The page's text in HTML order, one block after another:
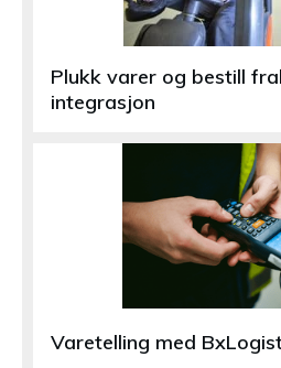
Plukk varer og bestill
integrasjon
Varetelling med